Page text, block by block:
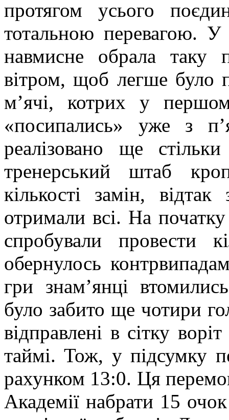
протягом усього
тотальною перевагою.
навмисне обрала таку
вітром, щоб легше було
м’ячі, котрих у
«посипались» уже з
реалізовано ще
тренерський штаб
кількості замін,
отримали всі. На початку
спробували провести
обернулось
гри знам’янці
було забито ще чотири
відправлені в сітку
таймі. Тож, у підсумку
рахунком 13:0. Ця
Академії набрати 15